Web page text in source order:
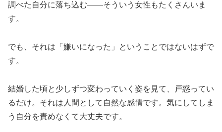
調べた自分に落ち込む——そういう女性もたくさんいま
す。
でも、それは「嫌いになった」ということではないはずで
す。
結婚した頃と少しずつ変わっていく姿を見て、戸惑ってい
るだけ。それは人間として自然な感情です。気にしてしま
う自分を責めなくて大丈夫です。